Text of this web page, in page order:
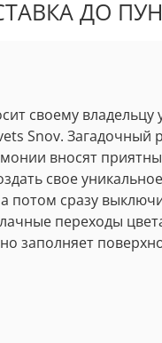
ДО
своему
Snov.
вносят
свое
потом сразу
переходы
заполняет